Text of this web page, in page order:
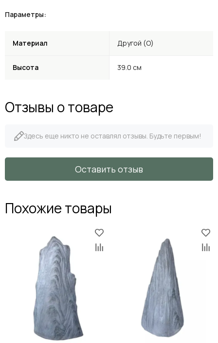
Параметры:
Материал Другой (O)
Высота 39.0 см
Отзывы о товаре
Здесь еще никто не оставлял отзывы. Будьте первым!
Оставить отзыв
Похожие товары